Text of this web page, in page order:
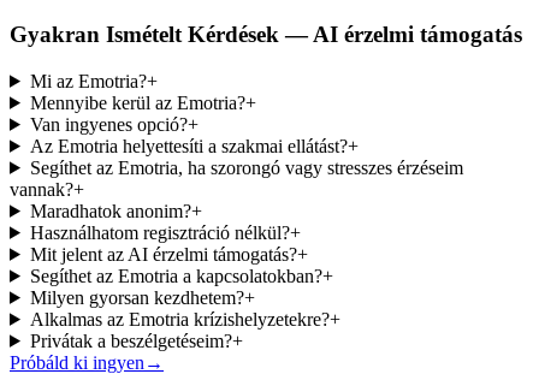
Gyakran Ismételt Kérdések — AI érzelmi támogatás
Mi az Emotria?+
Mennyibe kerül az Emotria?+
Van ingyenes opció?+
Az Emotria helyettesíti a szakmai ellátást?+
Segíthet az Emotria, ha szorongó vagy stresszes érzéseim
vannak?+
Maradhatok anonim?+
Használhatom regisztráció nélkül?+
Mit jelent az AI érzelmi támogatás?+
Segíthet az Emotria a kapcsolatokban?+
Milyen gyorsan kezdhetem?+
Alkalmas az Emotria krízishelyzetekre?+
Privátak a beszélgetéseim?+
Próbáld ki ingyen →